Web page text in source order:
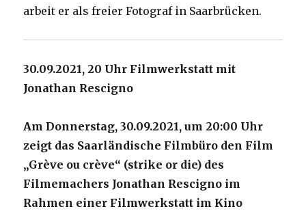
arbeit er als freier Fotograf in Saarbrücken.
30.09.2021, 20 Uhr Filmwerkstatt mit
Jonathan Rescigno
Am Donnerstag, 30.09.2021, um 20:00 Uhr
zeigt das Saarländische Filmbüro den Film
„Grève ou crève“ (strike or die) des
Filmemachers Jonathan Rescigno im
Rahmen einer Filmwerkstatt im Kino